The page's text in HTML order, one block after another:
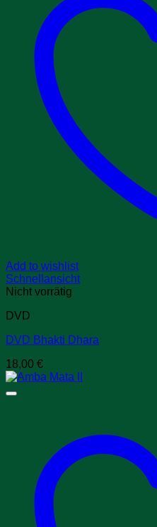
Add to wishlist
Schnellansicht
Nicht vorrätig
DVD
DVD Bhakti Dhara
18,00 €